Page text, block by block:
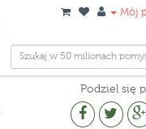
Mój
Podziel się